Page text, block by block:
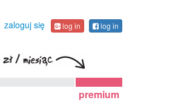
zaloguj się log in log in
premium